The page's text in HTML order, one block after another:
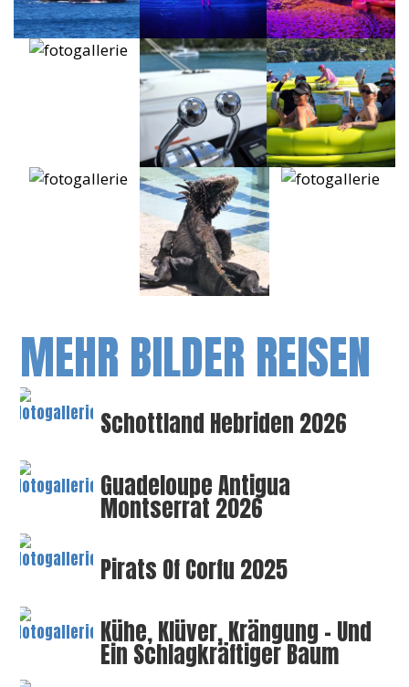
MEHR BILDER REISEN
Schottland Hebriden 2026
Guadeloupe Antigua
Montserrat 2026
Pirats Of Corfu 2025
Kühe, Klüver, Krängung – Und
Ein Schlagkräftiger Baum